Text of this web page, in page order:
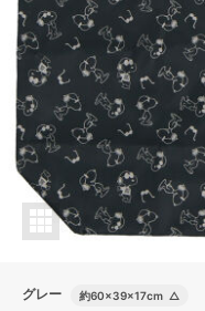
グレー 約60×39×17cm △